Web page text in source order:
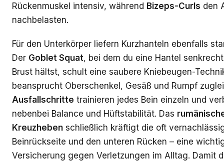
Rückenmuskel intensiv, während Bizeps-Curls den
nachbelasten.
Für den Unterkörper liefern Kurzhanteln ebenfalls
Der Goblet Squat, bei dem du eine Hantel
Brust hältst, schult eine saubere Kniebeugen-
beansprucht Oberschenkel, Gesäß und Rumpf
Ausfallschritte trainieren jedes Bein einzeln und
nebenbei Balance und Hüftstabilität. Das
Kreuzheben schließlich kräftigt die oft
Beinrückseite und den unteren Rücken – eine
Versicherung gegen Verletzungen im Alltag. Damit